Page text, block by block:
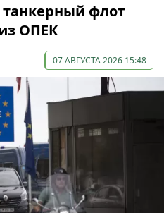
флот
ОПЕК
07 АВГУСТА 2026 15:48